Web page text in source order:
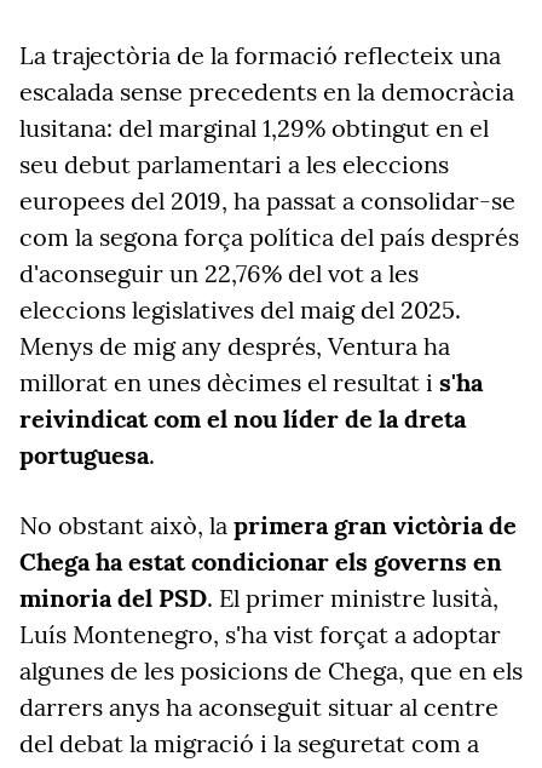
La trajectòria de la formació reflecteix una
escalada sense precedents en la democràcia
lusitana: del marginal 1,29% obtingut en el
seu debut parlamentari a les eleccions
europees del 2019, ha passat a consolidar-se
com la segona força política del país després
d'aconseguir un 22,76% del vot a les
eleccions legislatives del maig del 2025.
Menys de mig any després, Ventura ha
millorat en unes dècimes el resultat i s'ha
reivindicat com el nou líder de la dreta
portuguesa.
No obstant això, la primera gran victòria de
Chega ha estat condicionar els governs en
minoria del PSD. El primer ministre lusità,
Luís Montenegro, s'ha vist forçat a adoptar
algunes de les posicions de Chega, que en els
darrers anys ha aconseguit situar al centre
del debat la migració i la seguretat com a